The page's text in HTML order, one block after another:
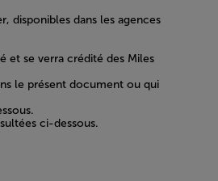
disponibles dans les agences
et se verra crédité des Miles
le présent document ou qui
ci-dessous.